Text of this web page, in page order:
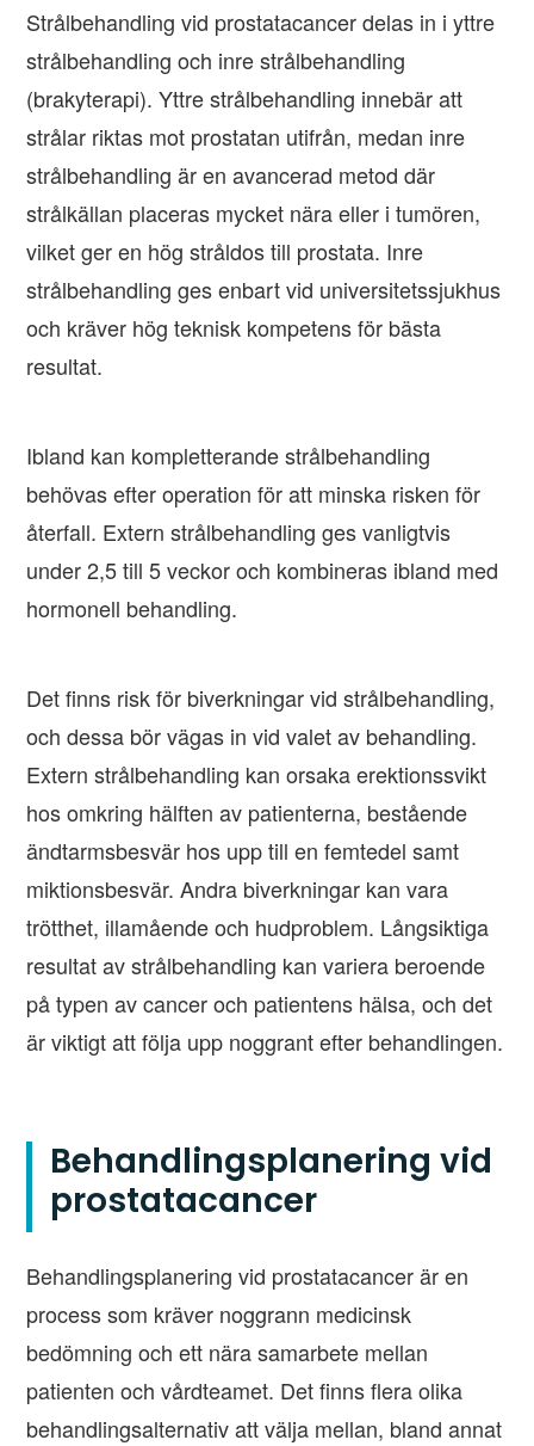
Strålbehandling vid prostatacancer delas in i yttre
strålbehandling och inre strålbehandling
(brakyterapi). Yttre strålbehandling innebär att
strålar riktas mot prostatan utifrån, medan inre
strålbehandling är en avancerad metod där
strålkällan placeras mycket nära eller i tumören,
vilket ger en hög stråldos till prostata. Inre
strålbehandling ges enbart vid universitetssjukhus
och kräver hög teknisk kompetens för bästa
resultat.
Ibland kan kompletterande strålbehandling
behövas efter operation för att minska risken för
återfall. Extern strålbehandling ges vanligtvis
under 2,5 till 5 veckor och kombineras ibland med
hormonell behandling.
Det finns risk för biverkningar vid strålbehandling,
och dessa bör vägas in vid valet av behandling.
Extern strålbehandling kan orsaka erektionssvikt
hos omkring hälften av patienterna, bestående
ändtarmsbesvär hos upp till en femtedel samt
miktionsbesvär. Andra biverkningar kan vara
trötthet, illamående och hudproblem. Långsiktiga
resultat av strålbehandling kan variera beroende
på typen av cancer och patientens hälsa, och det
är viktigt att följa upp noggrant efter behandlingen.
Behandlingsplanering vid
prostatacancer
Behandlingsplanering vid prostatacancer är en
process som kräver noggrann medicinsk
bedömning och ett nära samarbete mellan
patienten och vårdteamet. Det finns flera olika
behandlingsalternativ att välja mellan, bland annat